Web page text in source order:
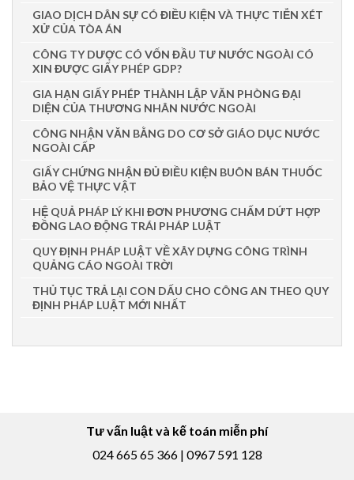
GIAO DỊCH DÂN SỰ CÓ ĐIỀU KIỆN VÀ THỰC TIỄN XÉT
XỬ CỦA TÒA ÁN
CÔNG TY DƯỢC CÓ VỐN ĐẦU TƯ NƯỚC NGOÀI CÓ
XIN ĐƯỢC GIẤY PHÉP GDP?
GIA HẠN GIẤY PHÉP THÀNH LẬP VĂN PHÒNG ĐẠI
DIỆN CỦA THƯƠNG NHÂN NƯỚC NGOÀI
CÔNG NHẬN VĂN BẰNG DO CƠ SỞ GIÁO DỤC NƯỚC
NGOÀI CẤP
GIẤY CHỨNG NHẬN ĐỦ ĐIỀU KIỆN BUÔN BÁN THUỐC
BẢO VỆ THỰC VẬT
HỆ QUẢ PHÁP LÝ KHI ĐƠN PHƯƠNG CHẤM DỨT HỢP
ĐỒNG LAO ĐỘNG TRÁI PHÁP LUẬT
QUY ĐỊNH PHÁP LUẬT VỀ XÂY DỰNG CÔNG TRÌNH
QUẢNG CÁO NGOÀI TRỜI
THỦ TỤC TRẢ LẠI CON DẤU CHO CÔNG AN THEO QUY
ĐỊNH PHÁP LUẬT MỚI NHẤT
Tư vấn luật và kế toán miễn phí
024 665 65 366 | 0967 591 128